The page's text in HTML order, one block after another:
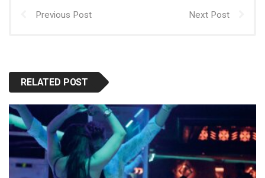
Previous Post Next Post
RELATED POST